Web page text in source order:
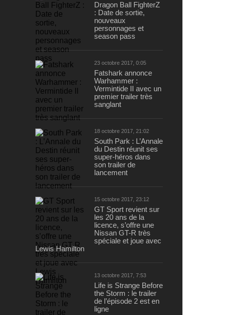
Dragon Ball FighterZ
: Date de sortie,
nouveaux
personnages et
season pass
23 octobre 2017, 0:05
Fatshark annonce
Warhammer :
Vermintide II avec un
premier trailer très
sanglant
18 octobre 2017, 21:02
South Park : L’Annale
du Destin réunit ses
super-héros dans
son trailer de
lancement
15 octobre 2017, 23:12
GT Sport revient sur
les 20 ans de la
licence, s’offre une
Nissan GT-R très
spéciale et joue avec
Lewis Hamilton
13 octobre 2017, 7:53
Life is Strange Before
the Storm : le trailer
de l’épisode 2 est en
ligne